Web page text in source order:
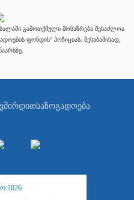
გამოთქმული მოსაზრება შესაძლოა
ფონდის" პოზიციას. შესაბამისად,
საზოგადოება
2026